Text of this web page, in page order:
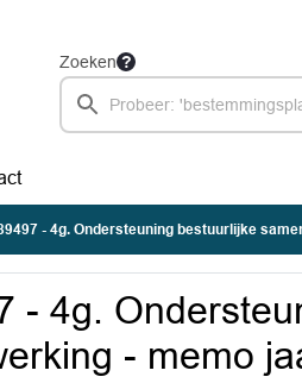
Zoeken
bestuurlijke samenwerking - memo jaarrekening 2025 en
- 4g.
- memo